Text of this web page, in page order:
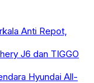
Anti Repot,
J6 dan TIGGO
Hyundai All-